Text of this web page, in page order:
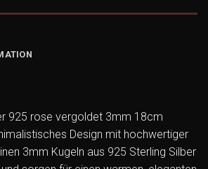
925 rose vergoldet 3mm 18cm
Design mit hochwertiger
3mm Kugeln aus 925 Sterling Silber